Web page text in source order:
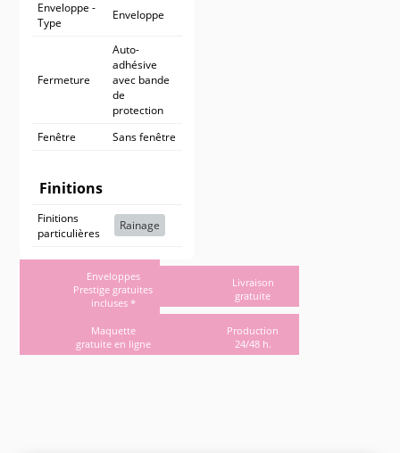
Enveloppe -
Type
Enveloppe
Fermeture
Auto-
adhésive
avec bande
de
protection
Fenêtre
Sans fenêtre
Finitions
Finitions
particulières
Rainage
Enveloppes
Prestige gratuites
incluses *
Livraison
gratuite
Maquette
gratuite en ligne
Production
24/48 h.